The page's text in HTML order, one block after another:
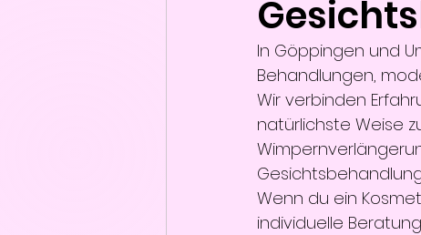
In Göppingen und
Behandlungen,
Wir verbinden
natürlichste Weise
Wenn du ein
individuelle